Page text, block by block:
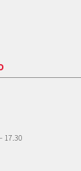
17.30